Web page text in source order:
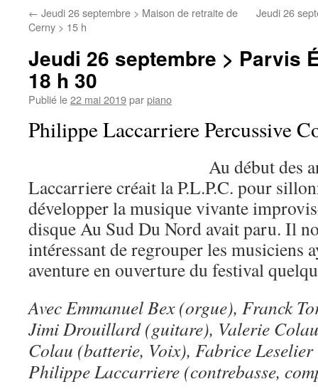
← Jeudi 26 septembre > Maison de retraite de
Cerny > 15 h
Jeudi 26
Jeudi 26 septembre > Parvis
18 h 30
Publié le22 mai 2019parpiano
Philippe Laccarriere Percussive
Au début des
Laccarriere créait la P.L.P.C. pour
développer la musique vivante
disque Au Sud Du Nord avait paru. Il
intéressant de regrouper les musiciens
aventure en ouverture du festival
Avec Emmanuel Bex (orgue), Franck
Jimi Drouillard (guitare), Valerie
Colau (batterie, Voix), Fabrice Leselier
Philippe Laccarriere (contrebasse,